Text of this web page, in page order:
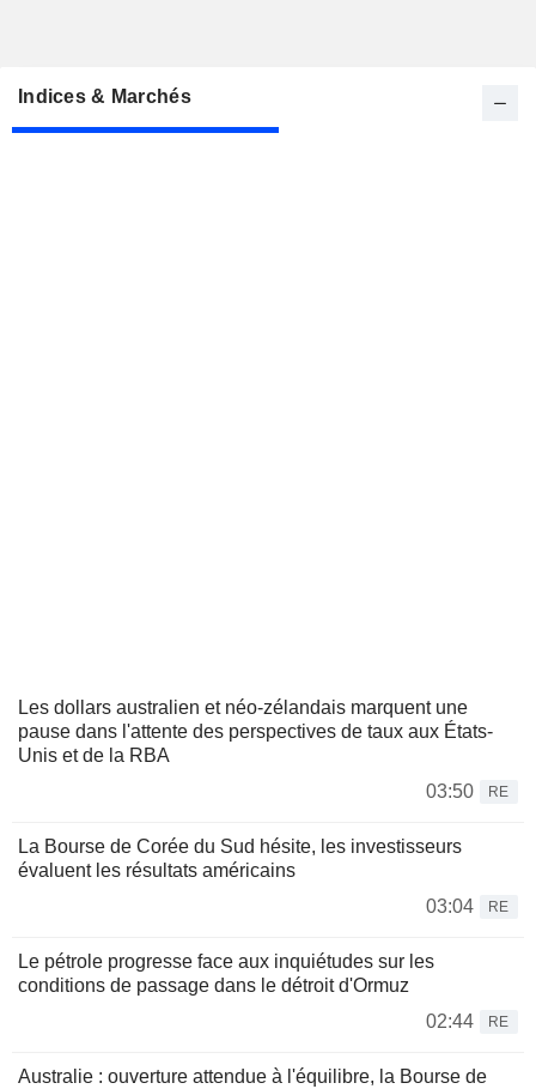
Indices & Marchés
Les dollars australien et néo-zélandais marquent une
pause dans l'attente des perspectives de taux aux États-
Unis et de la RBA
03:50
RE
La Bourse de Corée du Sud hésite, les investisseurs
évaluent les résultats américains
03:04
RE
Le pétrole progresse face aux inquiétudes sur les
conditions de passage dans le détroit d'Ormuz
02:44
RE
Australie : ouverture attendue à l'équilibre, la Bourse de